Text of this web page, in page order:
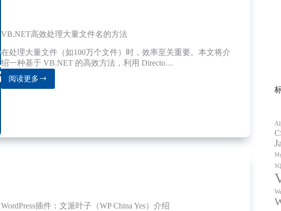
VB.NET高效处理大量文件名的方法
在处理大量文件（如100万个文件）时，效率至关重要。本文将介
绍一种基于 VB.NET 的高效方法，利用 Directo…
阅读更多VB.NET
量
法
WordPress插件：文派叶子（WP China Yes）介绍